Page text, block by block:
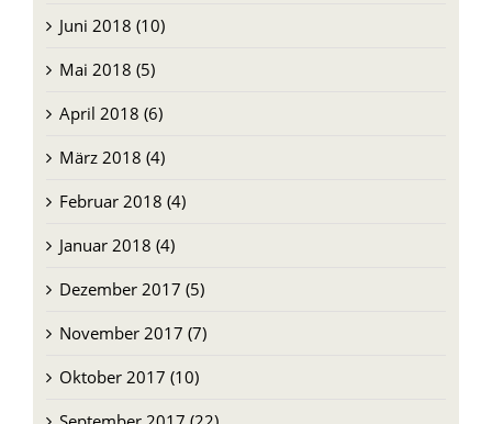
Juni 2018 (10)
Mai 2018 (5)
April 2018 (6)
März 2018 (4)
Februar 2018 (4)
Januar 2018 (4)
Dezember 2017 (5)
November 2017 (7)
Oktober 2017 (10)